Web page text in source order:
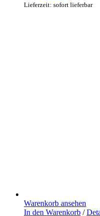
Lieferzeit: sofort lieferbar
Warenkorb ansehen
In den Warenkorb /